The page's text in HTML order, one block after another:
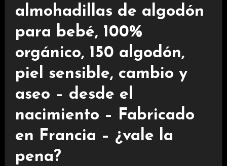
almohadillas de algodón
para bebé, 100%
orgánico, 150 algodón,
piel sensible, cambio y
aseo – desde el
nacimiento – Fabricado
en Francia – ¿vale la
pena?